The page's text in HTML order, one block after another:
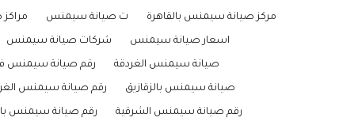
مركز صيانة سيمنس بالقاهرة ت صيانة سيمنس
اسعار صيانة سيمنس شركات صيانة سيمنس
صيانة سيمنس الغردقة رقم صيانة سيمنس
صيانة سيمنس بالزقازيق رقم صيانة سيمنس
رقم صيانة سيمنس الشرقية رقم صيانة سيمنس